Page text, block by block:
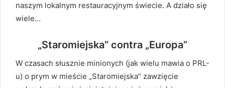
naszym lokalnym restauracyjnym świecie. A działo się
wiele…
„Staromiejska” contra „Europa”
W czasach słusznie minionych (jak wielu mawia o PRL-
u) o prym w mieście „Staromiejska” zawzięcie